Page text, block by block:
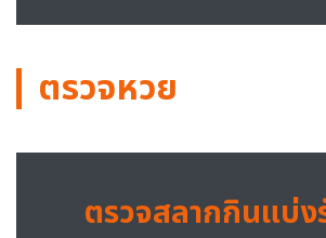
ตรวจหวย
ตรวจสลากกินแบ่ง